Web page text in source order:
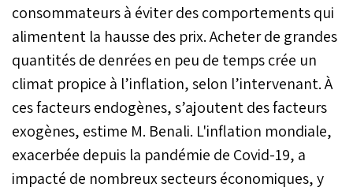
consommateurs à éviter des comportements qui
alimentent la hausse des prix. Acheter de grandes
quantités de denrées en peu de temps crée un
climat propice à l’inflation, selon l’intervenant. À
ces facteurs endogènes, s’ajoutent des facteurs
exogènes, estime M. Benali. L'inflation mondiale,
exacerbée depuis la pandémie de Covid-19, a
impacté de nombreux secteurs économiques, y